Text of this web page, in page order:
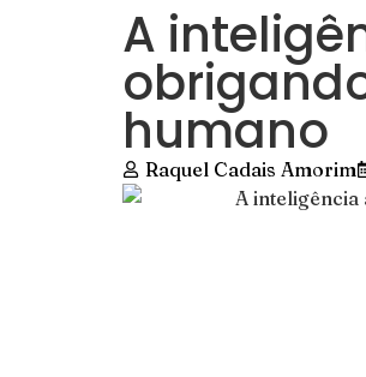
A
humano
Raquel Cadais Amorim